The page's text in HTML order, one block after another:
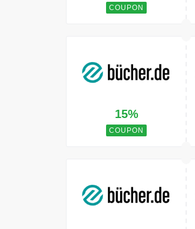
COUPON
15%
COUPON